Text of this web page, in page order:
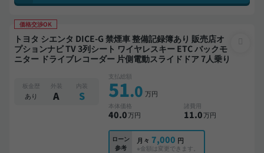
価格交渉OK
トヨタ シエンタ DICE-G 禁煙車 整備記録簿あり 販売店オ
プションナビ TV 3列シート ワイヤレスキー ETC バックモ
ニター ドライブレコーダー 片側電動スライドドア 7人乗り
板金歴
あり
外装
A
内装
S
支払総額
51.0 万円
本体価格
40.0万円
諸費用
11.0万円
ローン
参考
月々 7,000 円
※金額は変更できます。